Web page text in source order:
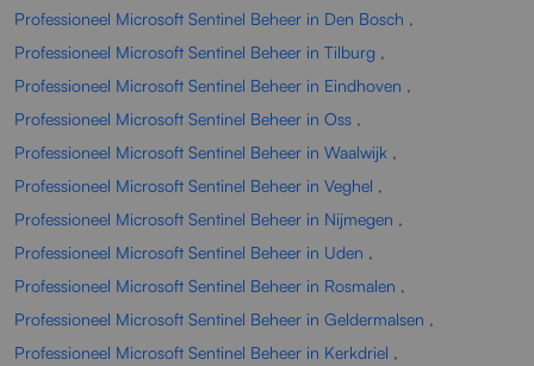
Professioneel Microsoft Sentinel Beheer in Den Bosch ,
Professioneel Microsoft Sentinel Beheer in Tilburg ,
Professioneel Microsoft Sentinel Beheer in Eindhoven ,
Professioneel Microsoft Sentinel Beheer in Oss ,
Professioneel Microsoft Sentinel Beheer in Waalwijk ,
Professioneel Microsoft Sentinel Beheer in Veghel ,
Professioneel Microsoft Sentinel Beheer in Nijmegen ,
Professioneel Microsoft Sentinel Beheer in Uden ,
Professioneel Microsoft Sentinel Beheer in Rosmalen ,
Professioneel Microsoft Sentinel Beheer in Geldermalsen ,
Professioneel Microsoft Sentinel Beheer in Kerkdriel ,